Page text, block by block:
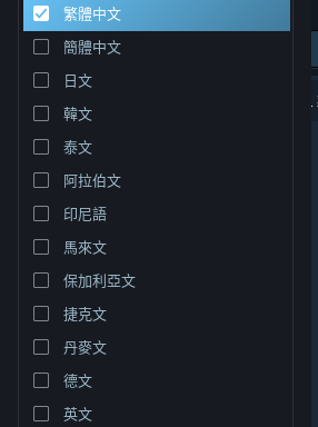
客服
變更語言
取得 Steam 行動應用程式
檢視電腦版網頁
繁體中文
簡體中文
日文
韓文
泰文
阿拉伯文
印尼語
馬來文
保加利亞文
捷克文
丹麥文
德文
英文
排序依據 相關性
0 項相符的搜尋結果。 已根據您的偏好設定排除 1